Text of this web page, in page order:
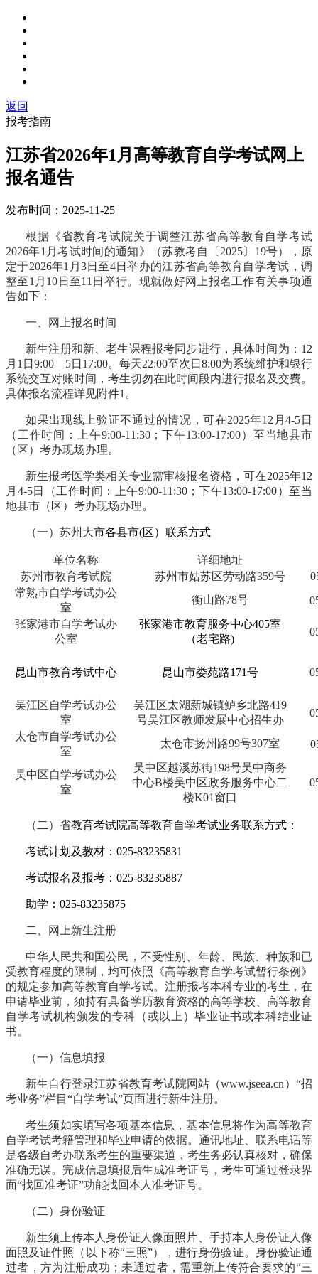
返回
报考指南
江苏省2026年1月高等教育自学考试网上
报名通告
发布时间： 2025-11-25
根据《省教育考试院关于调整江苏省高等教育自学考试
2026年1月考试时间的通知》（苏教考自〔2025〕19号）， 原
定于2026年1月3日至4日举办的江苏省高等教育自学考试，调
整至1月10日至11日举行。 现就做好网上报名工作有关事项通
告如下：
一、网上报名时间
新生注册和新、老生课程报考同步进行，具体时间为： 12
月1日9:00—5日17:00。每天22:00至次日8:00为系统维护和银行
系统交互对账时间，考生切勿在此时间段内进行报名及交费。
具体报名流程详见附件1。
如果出现线上验证不通过的情况，可在2025年12 月4-5 日
（工作时间：上午9:00-11:30；下午13:00-17:00）至当地县市
（区）考办现场办理。
新生报考医学类相关专业需审核报名资格，可在2025年12
月 4-5日（工作时间：上午9:00-11:30；下午13:00-17:00）至当
地县市（区）考办现场办理。
（一） 苏州大市各县市(区）联系方式
单位名称
详细地址
苏州市教育考试院
苏州市姑苏区劳动路359号
常熟市自学考试办公
室
衡山路78号
张家港市自学考试办
公室
张家港市教育服务中心405室
（老宅路)
昆山市教育考试中心 昆山市娄苑路171号
吴江区自学考试办公
室
吴江区太湖新城镇鲈乡北路419
号吴江区教师发展中心招生办
太仓市自学考试办公
室
太仓市扬州路99号307室
吴中区自学考试办公
室
吴中区越溪苏街198号吴中商务
中心B楼吴中区政务服务中心二
楼K01窗口
（二） 省教育考试院高等教育自学考试业务联系方式 ：
考试计划及教材： 025-83235831
考试报名及报考： 025-83235887
助学： 025-83235875
二、网上新生注册
中华人民共和国公民，不受性别、年龄、民族、种族和已
受教育程度的限制，均可依照《高等教育自学考试暂行条例》
的规定参加高等教育自学考试。注册报考本科专业的考生，在
申请毕业前，须持有具备学历教育资格的高等学校、高等教育
自学考试机构颁发的专科（或以上）毕业证书或本科结业证
书。
（一）信息填报
新生自行登录江苏省教育考试院网站（www.jseea.cn）“招
考业务”栏目“自学考试”页面进行新生注册。
考生须如实填写各项基本信息，基本信息将作为高等教育
自学考试考籍管理和毕业申请的依据。通讯地址、联系电话等
是各级自考办联系考生的重要渠道，考生务必认真核对，确保
准确无误。完成信息填报后生成准考证号，考生可通过登录界
面“找回准考证”功能找回本人准考证号。
（二）身份验证
新生须上传本人身份证人像面照片、手持本人身份证人像
面照及证件照（以下称“三照”），进行身份验证。身份验证通
过者，方为注册成功；未通过者，需重新上传符合要求的“三